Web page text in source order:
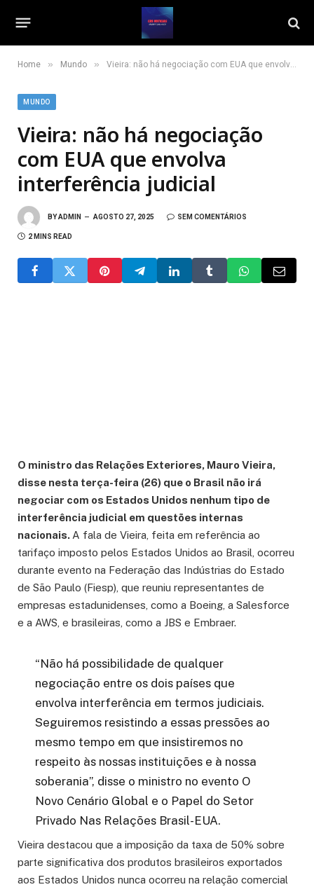
Home » Mundo » Vieira: não há negociação com EUA que envolva interferência judicial
MUNDO
Vieira: não há negociação
com EUA que envolva
interferência judicial
BYADMIN AGOSTO 27, 2025 SEM COMENTÁRIOS
2 MINS READ
O ministro das Relações Exteriores, Mauro Vieira,
disse nesta terça-feira (26) que o Brasil não irá
negociar com os Estados Unidos nenhum tipo de
interferência judicial em questões internas
nacionais. A fala de Vieira, feita em referência ao
tarifaço imposto pelos Estados Unidos ao Brasil, ocorreu
durante evento na Federação das Indústrias do Estado
de São Paulo (Fiesp), que reuniu representantes de
empresas estadunidenses, como a Boeing, a Salesforce
e a AWS, e brasileiras, como a JBS e Embraer.
“Não há possibilidade de qualquer
negociação entre os dois países que
envolva interferência em termos judiciais.
Seguiremos resistindo a essas pressões ao
mesmo tempo em que insistiremos no
respeito às nossas instituições e à nossa
soberania”, disse o ministro no evento O
Novo Cenário Global e o Papel do Setor
Privado Nas Relações Brasil-EUA.
Vieira destacou que a imposição da taxa de 50% sobre
parte significativa dos produtos brasileiros exportados
aos Estados Unidos nunca ocorreu na relação comercial